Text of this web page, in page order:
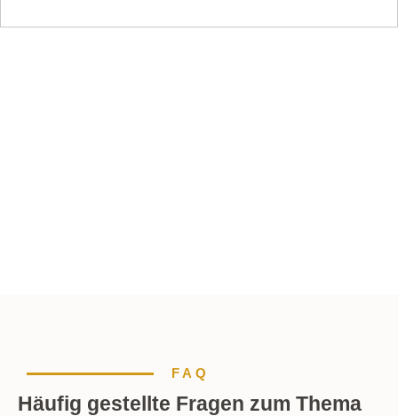
FAQ
Häufig gestellte Fragen zum Thema